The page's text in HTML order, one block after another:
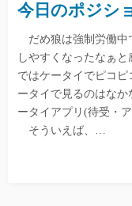
今日のポジシ
だめ狼は強制労働中
しやすくなったなぁ
ではケータイでピコ
ータイで見るのはな
ータイアプリ(待受・
そういえば、…